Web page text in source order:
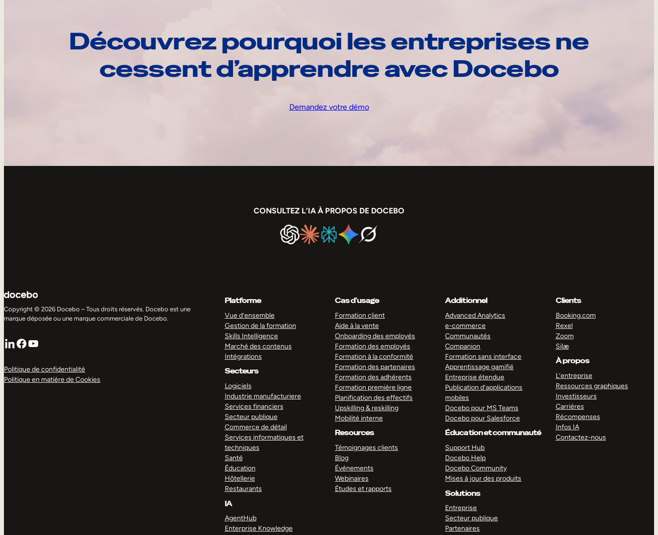
Découvrez pourquoi les entreprises ne
cessent d’apprendre avec Docebo
Demandez votre démo
CONSULTEZ L’IA À PROPOS DE DOCEBO
Copyright © 2026 Docebo – Tous droits réservés. Docebo est une
marque déposée ou une marque commerciale de Docebo.
LinkedIn
Facebook
YouTube
Politique de confidentialité
Politique en matière de Cookies
Platforme
Vue d’ensemble
Gestion de la formation
Skills Intelligence
Marché des contenus
Intégrations
Secteurs
Logiciels
Industrie manufacturiere
Services financiers
Secteur publique
Commerce de détail
Services informatiques et
techniques
Santé
Éducation
Hôtellerie
Restaurants
IA
AgentHub
Enterprise Knowledge
Cas d’usage
Formation client
Aide à la vente
Onboarding des employés
Formation des employés
Formation à la conformité
Formation des partenaires
Formation des adhérents
Formation première ligne
Planification des effectifs
Upskilling & reskilling
Mobilité interne
Resources
Témoignages clients
Blog
Événements
Webinaires
Études et rapports
Additionnel
Advanced Analytics
e-commerce
Communautés
Companion
Formation sans interface
Apprentissage gamifié
Entreprise étendue
Publication d’applications
mobiles
Docebo pour MS Teams
Docebo pour Salesforce
Éducation et communauté
Support Hub
Docebo Help
Docebo Community
Mises à jour des produits
Solutions
Entreprise
Secteur publique
Partenaires
Clients
Booking.com
Rexel
Zoom
Silæ
À propos
L’entreprise
Ressources graphiques
Investisseurs
Carrières
Récompenses
Infos IA
Contactez-nous